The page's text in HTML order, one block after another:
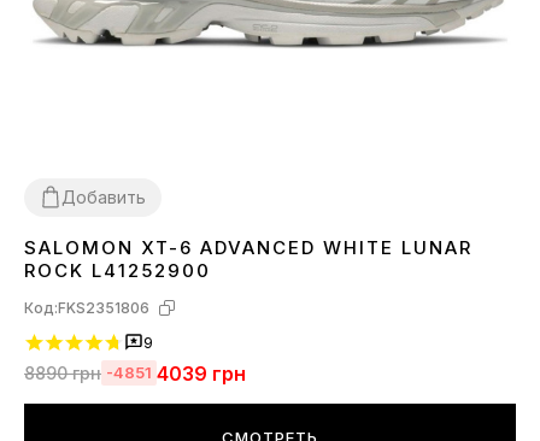
Добавить
3740 41 42 43 4445
SALOMON XT-6 ADVANCED WHITE LUNAR
ROCK L41252900
Код:FKS2351806
9
8890грн -4851 4039 грн